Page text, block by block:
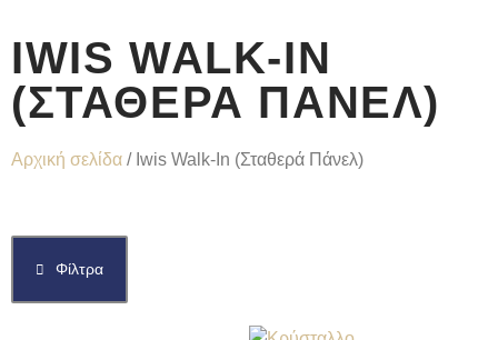
IWIS WALK-IN
(ΣΤΑΘΕΡΆ ΠΆΝΕΛ)
Αρχική σελίδα / Iwis Walk-In (Σταθερά Πάνελ)
Φίλτρα